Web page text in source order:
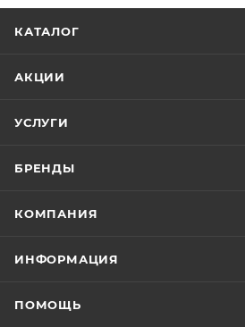
КАТАЛОГ
АКЦИИ
УСЛУГИ
БРЕНДЫ
КОМПАНИЯ
ИНФОРМАЦИЯ
ПОМОЩЬ